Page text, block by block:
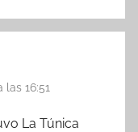
16:51
La Túnica